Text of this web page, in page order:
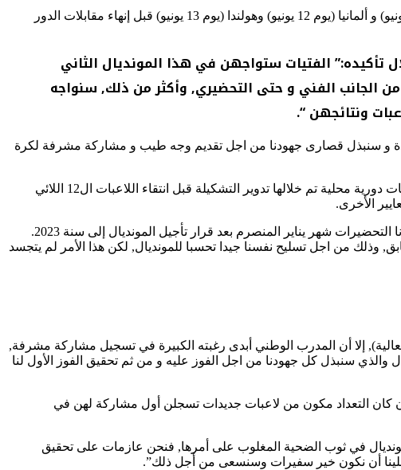
وتستهل إناث المنتخب الوطني الجزائري المنافسة, يوم 10 يونيو بملاقاة منتخب اليابان قبل مقارعة كل من الويات المتحدة (يوم 11 يونيو) و ألمانيا (يوم 12 يونيو) وهولندا (يوم 13 يونيو) قبل إنهاء مقابلات الدور
الفتيات ستواجهن في هذا المونديال الثاني
الجانب الفني و حتى التحضيري, وأكثر من ذلك, سنواجه
ونتائجهن “.
و سنبذل قصارى جهودنا من اجل تقديم وجه طيب و مشاركة مشرفة لكرة
ومن اجل التحضير لموعد دبي (2023), كانت فتيات المنتخب الوطني قد شرعت في التحضير شهر يناير الماضي من خلال إقامة تربصات دورية محلية تم خلالها تدوير التشكيلة قبل انتقاء اللاعبات ال12 اللائي
الأخرى.
و أوضح المدرب الوطني انه: ” بناء على هذه المعايير تم تشكيل المنتخب الذي شرع في التحضيرات الخاصة بالمونديال (…) لقد باشرنا التحضيرات شهر يناير المنصرم بعد قرار تأجيل المونديال إلى سنة 2023.
وذلك من اجل تسليح نفسنا جيدا تحسبا للمونديال, لكن هذا الأمر لم يتجسد
إلا أن المدرب الوطني أبدى رغبته الكبيرة في تسجيل مشاركة مشرفة,
والذي سنبذل كل جهودنا من اجل الفوز عليه و من ثم تحقيق الفوز الأول لنا
كان التعداد مكون من لاعبات جديدات تسجلن أول مشاركة لهن في
المونديال في ثوب الضحية المغلوب على أمرها, فنحن عازمات على تحقيق
علينا أن نكون خير سفيرات وسنسعى من أجل ذلك”.